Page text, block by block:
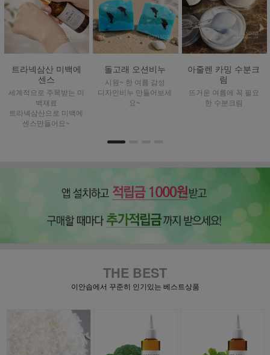
EGF 워터드롭에센
스
바르자마자 물방울이~
촉촉에센스~
수박 마사지 비누
투명한 수박 과육을 담
은 시원한 여름 감성 MP
비누
햇살 진정미스트
햇빛 알러지에 수시로
뿌려주세요~~
이안솝에서 꾸준히 인기있는 베스트상품